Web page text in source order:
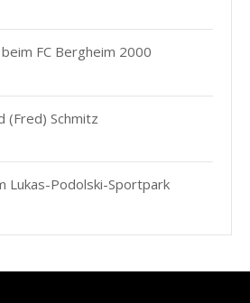
FC Bergheim 2000
(Fred) Schmitz
Lukas-Podolski-Sportpark